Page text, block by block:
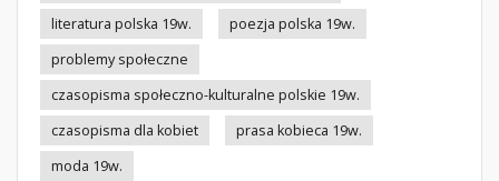
literatura polska 19w.
poezja polska 19w.
problemy społeczne
czasopisma społeczno-kulturalne polskie 19w.
czasopisma dla kobiet
prasa kobieca 19w.
moda 19w.